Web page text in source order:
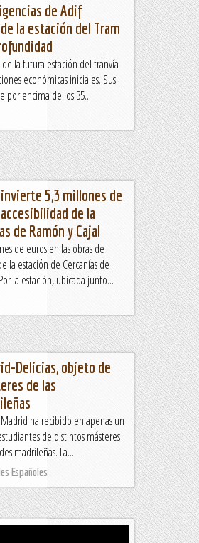
de Adif
la estación del Tram
la futura estación del tranvía
económicas iniciales. Sus
por encima de los 35...
5,3 millones de
de la
de Ramón y Cajal
de euros en las obras de
la estación de Cercanías de
la estación, ubicada junto...
Delicias, objeto de
de las
ha recibido en apenas un
de distintos másteres
madrileñas. La...
Españoles